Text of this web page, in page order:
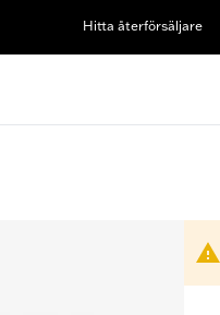
Hitta återförsäljare